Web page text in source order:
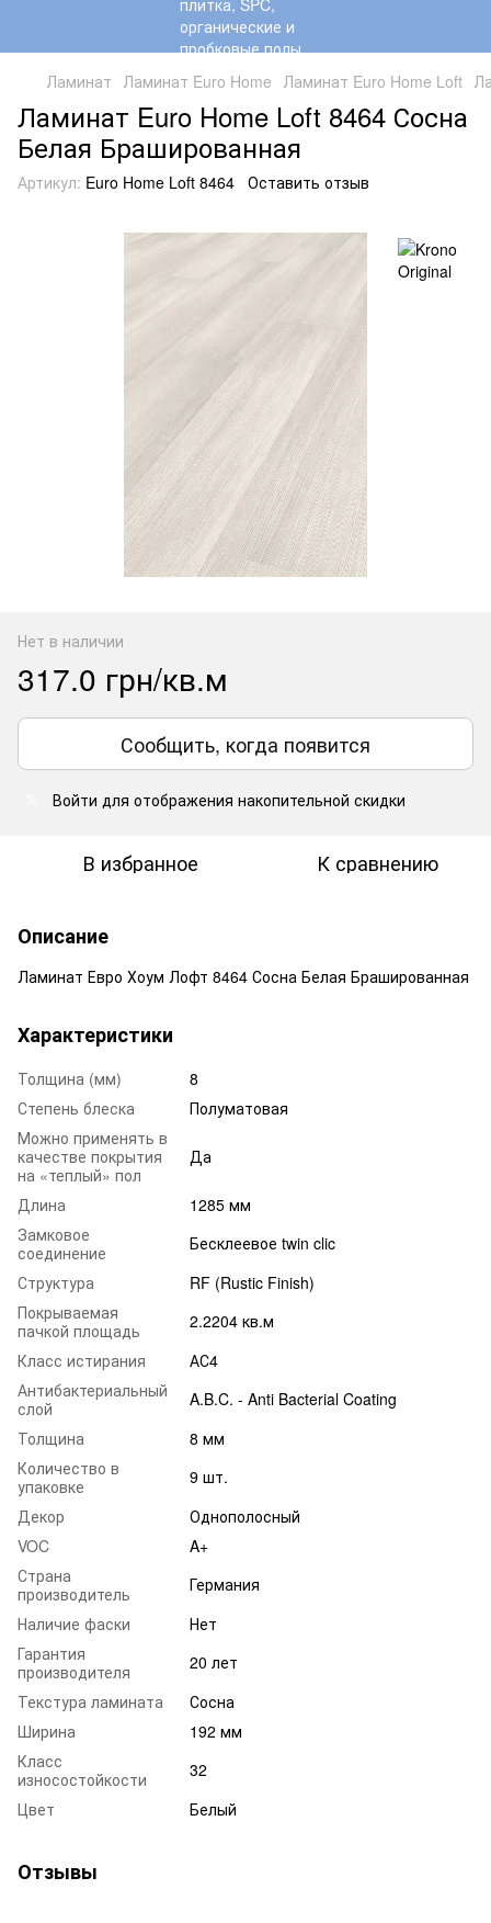
Ламинат Ламинат Euro Home Ламинат Euro Home Loft
Ламинат Euro Home Loft 8464 Сосна
Белая Брашированная
Артикул: Euro Home Loft 8464 Оставить отзыв
Нет в наличии
317.0 грн/кв.м
Сообщить, когда появится
Войти для отображения накопительной скидки
В избранное К сравнению
Описание
Ламинат Евро Хоум Лофт 8464 Сосна Белая Брашированная
Характеристики
Толщина (мм)
8
Степень блеска
Полуматовая
Можно применять в
качестве покрытия
на «теплый» пол
Да
Длина
1285 мм
Замковое
соединение
Бесклеевое twin clic
Структура
RF (Rustic Finish)
Покрываемая
пачкой площадь
2.2204 кв.м
Класс истирания
АС4
Антибактериальный
слой
A.B.C. - Anti Bacterial Coating
Толщина
8 мм
Количество в
упаковке
9 шт.
Декор
Однополосный
VOC
A+
Страна
производитель
Германия
Наличие фаски
Нет
Гарантия
производителя
20 лет
Текстура ламината
Сосна
Ширина
192 мм
Класс
износостойкости
32
Цвет
Белый
Отзывы